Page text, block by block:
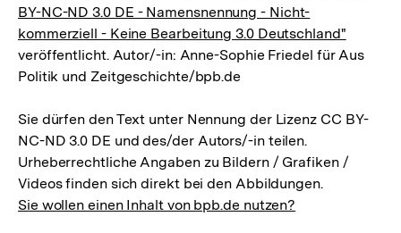
BY-NC-ND 3.0 DE - Namensnennung - Nicht-
kommerziell - Keine Bearbeitung 3.0 Deutschland"
veröffentlicht. Autor/-in: Anne-Sophie Friedel für Aus
Politik und Zeitgeschichte/bpb.de
Sie dürfen den Text unter Nennung der Lizenz CC BY-
NC-ND 3.0 DE und des/der Autors/-in teilen.
Urheberrechtliche Angaben zu Bildern / Grafiken /
Videos finden sich direkt bei den Abbildungen.
Sie wollen einen Inhalt von bpb.de nutzen?